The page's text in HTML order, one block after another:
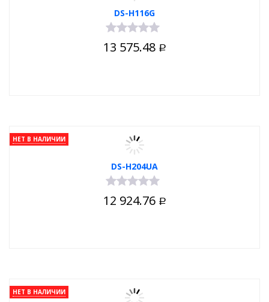
DS-H116G
13 575.48 Р
DS-H204UA
НЕТ В НАЛИЧИИ
12 924.76 Р
НЕТ В НАЛИЧИИ